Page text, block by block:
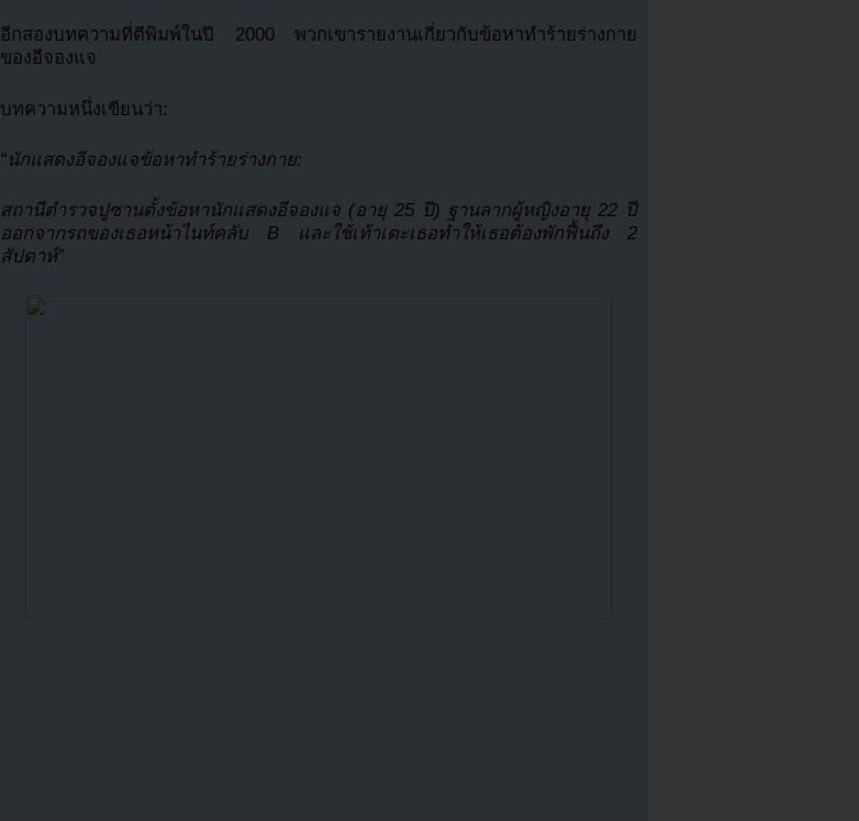
อีกสองบทความที่ตีพิมพ์ในปี 2000 พวกเขารายงานเกี่ยวกับข้อหาทำร้ายร่างกาย
ของอีจองแจ
บทความหนึ่งเขียนว่า:
“นักแสดงอีจองแจข้อหาทำร้ายร่างกาย:
สถานีตำรวจปูซานตั้งข้อหานักแสดงอีจองแจ (อายุ 25 ปี) ฐานลากผู้หญิงอายุ 22 ปี
ออกจากรถของเธอหน้าไนท์คลับ B และใช้เท้าเตะเธอทำให้เธอต้องพักฟื้นถึง 2
สัปดาห์”